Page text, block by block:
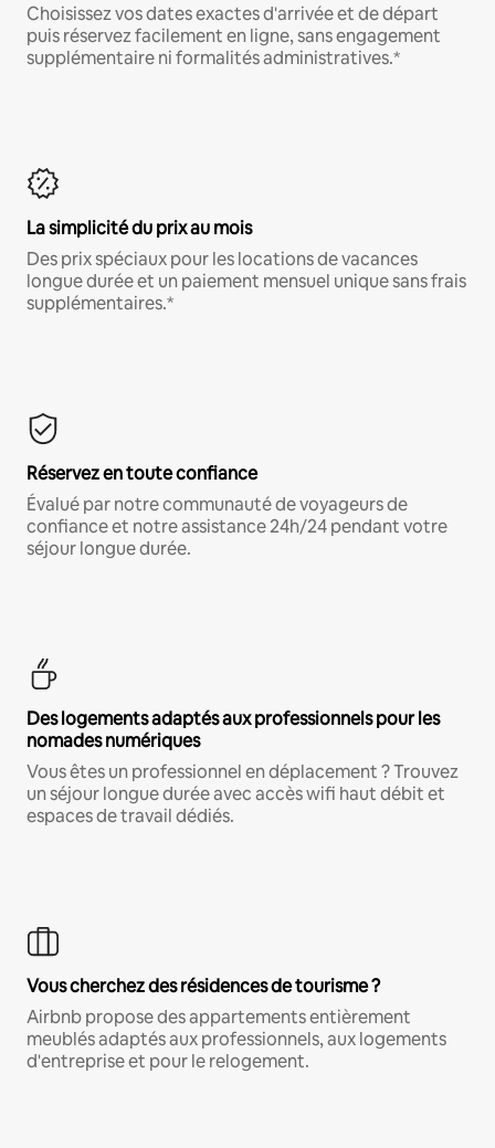
Choisissez vos dates exactes d'arrivée et de départ
puis réservez facilement en ligne, sans engagement
supplémentaire ni formalités administratives.*
La simplicité du prix au mois
Des prix spéciaux pour les locations de vacances
longue durée et un paiement mensuel unique sans frais
supplémentaires.*
Réservez en toute confiance
Évalué par notre communauté de voyageurs de
confiance et notre assistance 24h/24 pendant votre
séjour longue durée.
Des logements adaptés aux professionnels pour les
nomades numériques
Vous êtes un professionnel en déplacement ? Trouvez
un séjour longue durée avec accès wifi haut débit et
espaces de travail dédiés.
Vous cherchez des résidences de tourisme ?
Airbnb propose des appartements entièrement
meublés adaptés aux professionnels, aux logements
d'entreprise et pour le relogement.